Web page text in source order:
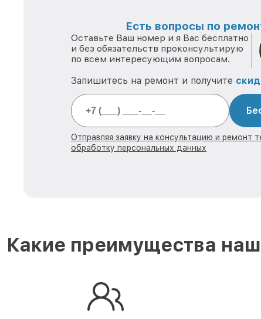
Есть вопросы по
Оставьте Ваш номер и я Вас бесплатно
и без обязательств проконсультирую
по всем интересующим вопросам.
Запишитесь на ремонт и получите
Отправляя заявку на консультацию и ремонт
обработку персональных данных
Какие преимущества